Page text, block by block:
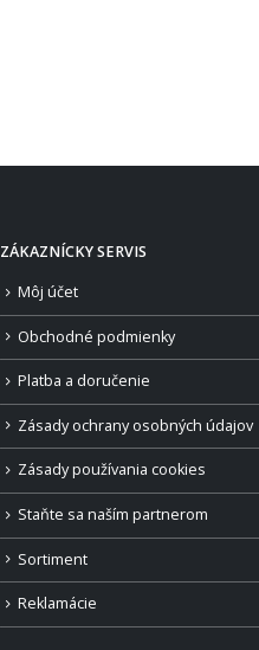
ZÁKAZNÍCKY SERVIS
Môj účet
Obchodné podmienky
Platba a doručenie
Zásady ochrany osobných údajov
Zásady používania cookies
Staňte sa naším partnerom
Sortiment
Reklamácie